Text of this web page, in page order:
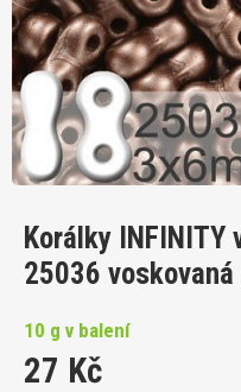
Korálky
25036
10 g v balení
27 Kč